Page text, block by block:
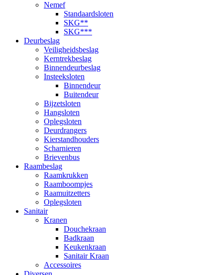
Nemef
Standaardsloten
SKG**
SKG***
Deurbeslag
Veiligheidsbeslag
Kerntrekbeslag
Binnendeurbeslag
Insteeksloten
Binnendeur
Buitendeur
Bijzetsloten
Hangsloten
Oplegsloten
Deurdrangers
Kierstandhouders
Scharnieren
Brievenbus
Raambeslag
Raamkrukken
Raamboompjes
Raamuitzetters
Oplegsloten
Sanitair
Kranen
Douchekraan
Badkraan
Keukenkraan
Sanitair Kraan
Accessoires